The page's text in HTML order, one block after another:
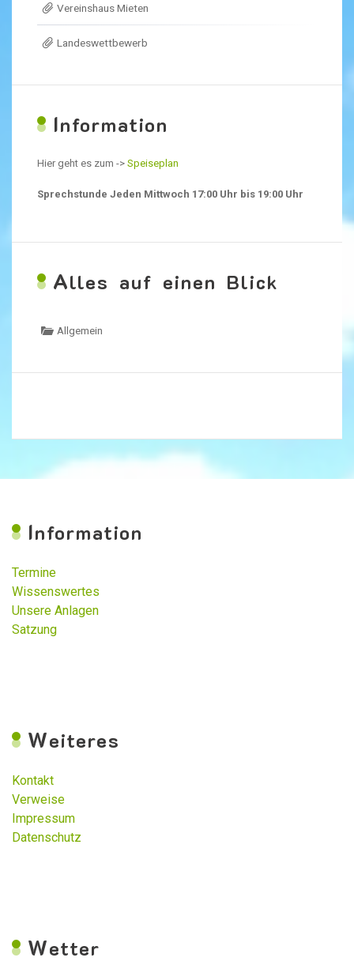
Vereinshaus Mieten
Landeswettbewerb
Information
Hier geht es zum -> Speiseplan
Sprechstunde Jeden Mittwoch 17:00 Uhr bis 19:00 Uhr
Alles auf einen Blick
Allgemein
Information
Termine
Wissenswertes
Unsere Anlagen
Satzung
Weiteres
Kontakt
Verweise
Impressum
Datenschutz
Wetter